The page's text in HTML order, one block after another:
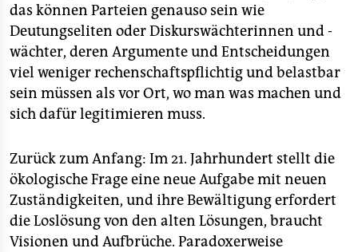
das können Parteien genauso sein wie
Deutungseliten oder Diskurswächterinnen und -
wächter, deren Argumente und Entscheidungen
viel weniger rechenschaftspflichtig und belastbar
sein müssen als vor Ort, wo man was machen und
sich dafür legitimieren muss.
Zurück zum Anfang: Im 21. Jahrhundert stellt die
ökologische Frage eine neue Aufgabe mit neuen
Zuständigkeiten, und ihre Bewältigung erfordert
die Loslösung von den alten Lösungen, braucht
Visionen und Aufbrüche. Paradoxerweise